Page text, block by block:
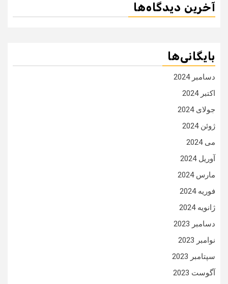
آخرین دیدگاه‌ها
بایگانی‌ها
دسامبر 2024
اکتبر 2024
جولای 2024
ژوئن 2024
می 2024
آوریل 2024
مارس 2024
فوریه 2024
ژانویه 2024
دسامبر 2023
نوامبر 2023
سپتامبر 2023
آگوست 2023